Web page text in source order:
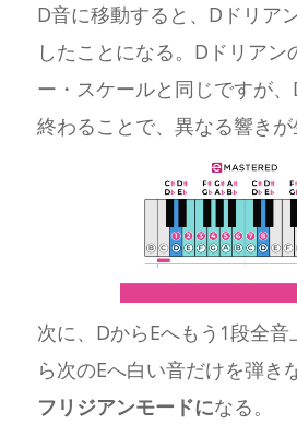
D音に移動すると、Dドリア
したことになる。Dドリアン
ー・スケールと同じですが
終わることで、異なる響きが
次に、DからEへもう1段全音
ら次のEへ白い音だけを弾き
フリジアンモードになる。